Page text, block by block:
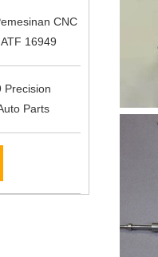
CNC
16949
Precision
Parts